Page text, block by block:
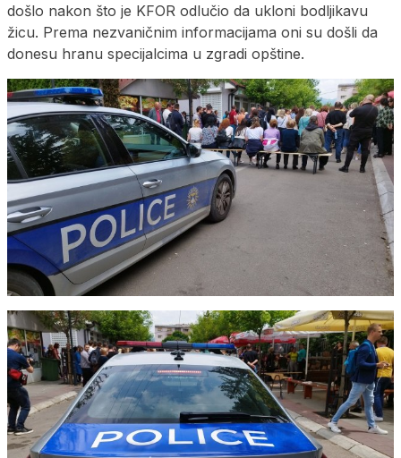
došlo nakon što je KFOR odlučio da ukloni bodljikavu
žicu. Prema nezvaničnim informacijama oni su došli da
donesu hranu specijalcima u zgradi opštine.